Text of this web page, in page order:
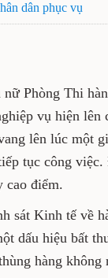
dân phục vụ
Phòng Thi
vụ hiện lên
lên lúc một
tục công việc.
cao điểm.
sát Kinh tế về
dấu hiệu bất
hàng không